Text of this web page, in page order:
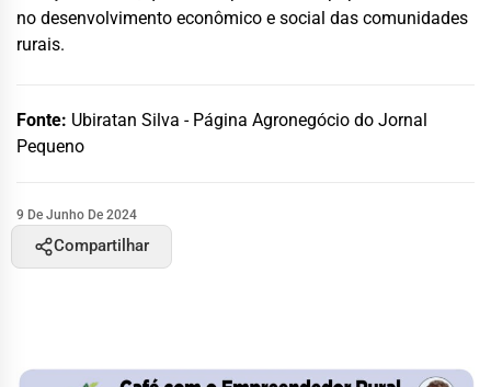
no desenvolvimento econômico e social das comunidades
rurais.
Fonte: Ubiratan Silva - Página Agronegócio do Jornal
Pequeno
9 De Junho De 2024
Compartilhar